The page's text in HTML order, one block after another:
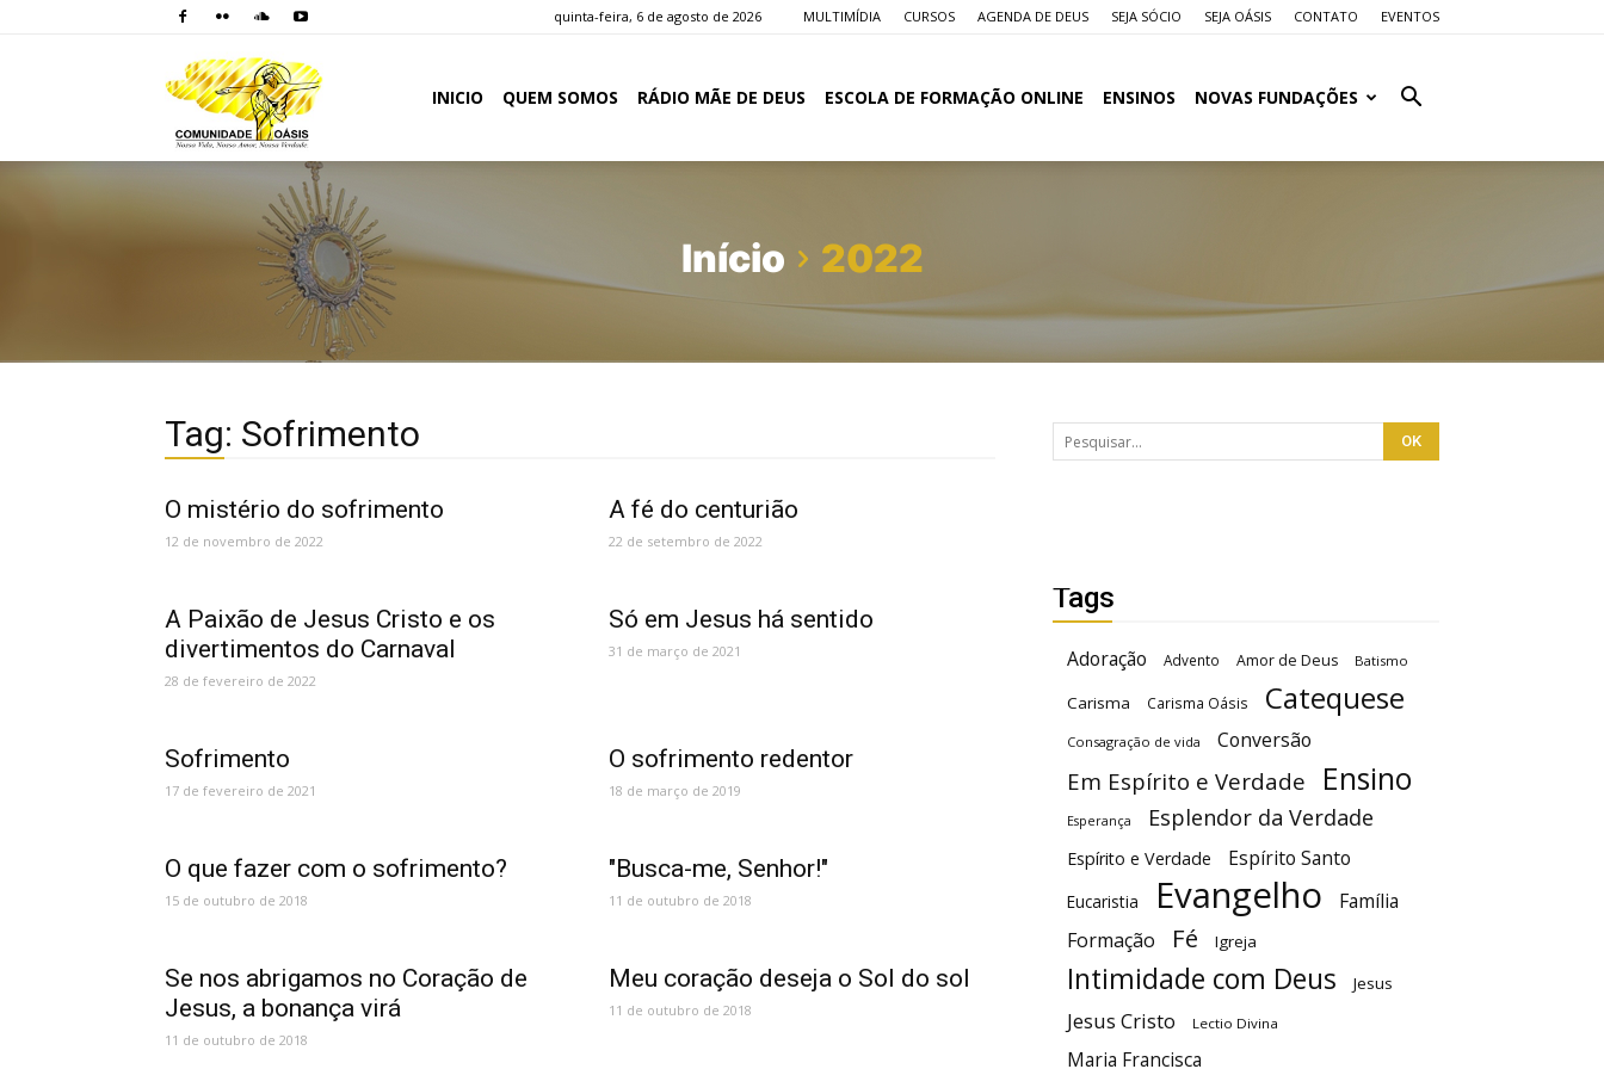
quinta-feira, 6 de agosto de 2026 MULTIMÍDIA CURSOS AGENDA DE DEUS SEJA SÓCIO SEJA OÁSIS CONTATO EVENTOS
Oásis
INICIO QUEM SOMOS RÁDIO MÃE DE DEUS ESCOLA DE FORMAÇÃO ONLINE ENSINOS NOVAS FUNDAÇÕES
Início 2022
Tag: Sofrimento
O mistério do sofrimento
12 de novembro de 2022
A fé do centurião
22 de setembro de 2022
A Paixão de Jesus Cristo e os
divertimentos do Carnaval
28 de fevereiro de 2022
Só em Jesus há sentido
31 de março de 2021
Sofrimento
17 de fevereiro de 2021
O sofrimento redentor
18 de março de 2019
O que fazer com o sofrimento?
15 de outubro de 2018
"Busca-me, Senhor!"
11 de outubro de 2018
Se nos abrigamos no Coração de
Jesus, a bonança virá
11 de outubro de 2018
Meu coração deseja o Sol do sol
11 de outubro de 2018
Tags
Adoração Advento Amor de Deus Batismo
Carisma Carisma Oásis Catequese
Consagração de vida Conversão
Em Espírito e Verdade Ensino
Esperança Esplendor da Verdade
Espírito e Verdade Espírito Santo
Eucaristia Evangelho
Família
Formação
Fé Igreja
Intimidade com Deus Jesus
Jesus Cristo Lectio Divina
Maria Francisca